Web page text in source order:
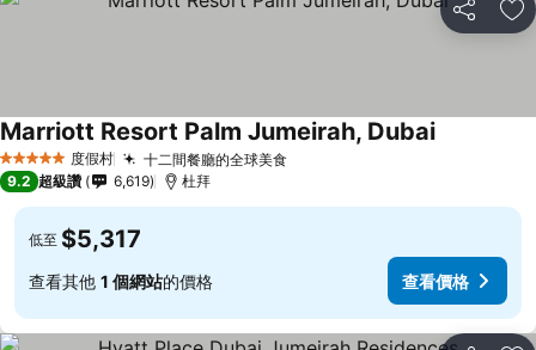
分享 加
5 星級 度假村 十二間餐廳的全球美食查看價格
Marriott Resort Palm Jumeirah, Dubai查看價格
9.2 超級讚 6,619 杜拜
低至 $5,317
查看其他 1 個網站的價格 查看價格